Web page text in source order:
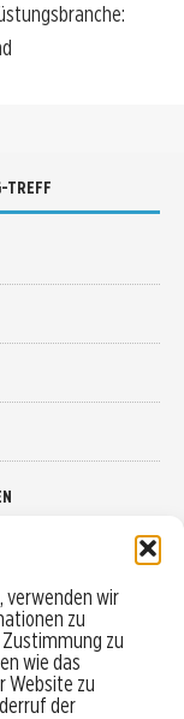
verwenden wir
zu
zu
wie das
Website zu
der
TREFF